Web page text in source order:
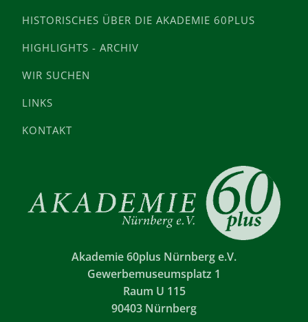
HISTORISCHES ÜBER DIE AKADEMIE 60PLUS
HIGHLIGHTS - ARCHIV
WIR SUCHEN
LINKS
KONTAKT
Akademie 60plus Nürnberg e.V.
Gewerbemuseumsplatz 1
Raum U 115
90403 Nürnberg